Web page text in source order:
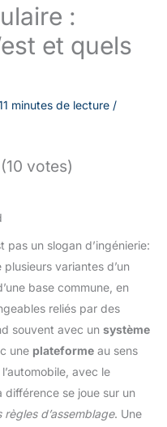
:
et quels
minutes de lecture /
votes)
pas un slogan d’ingénierie:
variantes d’un
base commune, en
reliés par des
souvent avec un système
une plateforme au sens
avec le
se joue sur un
d’assemblage. Une